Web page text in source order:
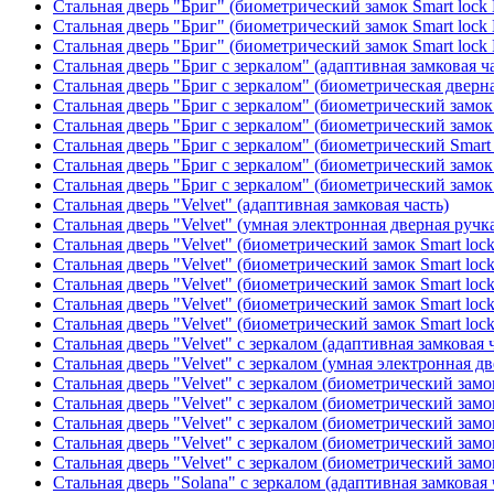
Стальная дверь "Бриг" (биометрический замок Smart
Стальная дверь "Бриг" (биометрический замок Smart lock
Стальная дверь "Бриг" (биометрический замок Smart lock
Стальная дверь "Бриг с зеркалом" (адаптивная замковая
Стальная дверь "Бриг с зеркалом" (биометрическая
Стальная дверь "Бриг с зеркалом" (биометрический
Стальная дверь "Бриг с зеркалом" (биометрический
Стальная дверь "Бриг с зеркалом" (биометрический
Стальная дверь "Бриг с зеркалом" (биометрический
Стальная дверь "Бриг с зеркалом" (биометрический
Стальная дверь "Velvet" (адаптивная замковая часть)
Стальная дверь "Velvet" (умная электронная дверная
Стальная дверь "Velvet" (биометрический замок Smart
Стальная дверь "Velvet" (биометрический замок Smart
Стальная дверь "Velvet" (биометрический замок Smart
Стальная дверь "Velvet" (биометрический замок Smart
Стальная дверь "Velvet" (биометрический замок Smart
Стальная дверь "Velvet" с зеркалом (адаптивная замковая
Стальная дверь "Velvet" с зеркалом (умная электронная
Стальная дверь "Velvet" с зеркалом (биометрический
Стальная дверь "Velvet" с зеркалом (биометрический
Стальная дверь "Velvet" с зеркалом (биометрический
Стальная дверь "Velvet" с зеркалом (биометрический
Стальная дверь "Velvet" с зеркалом (биометрический
Стальная дверь "Solana" с зеркалом (адаптивная замковая